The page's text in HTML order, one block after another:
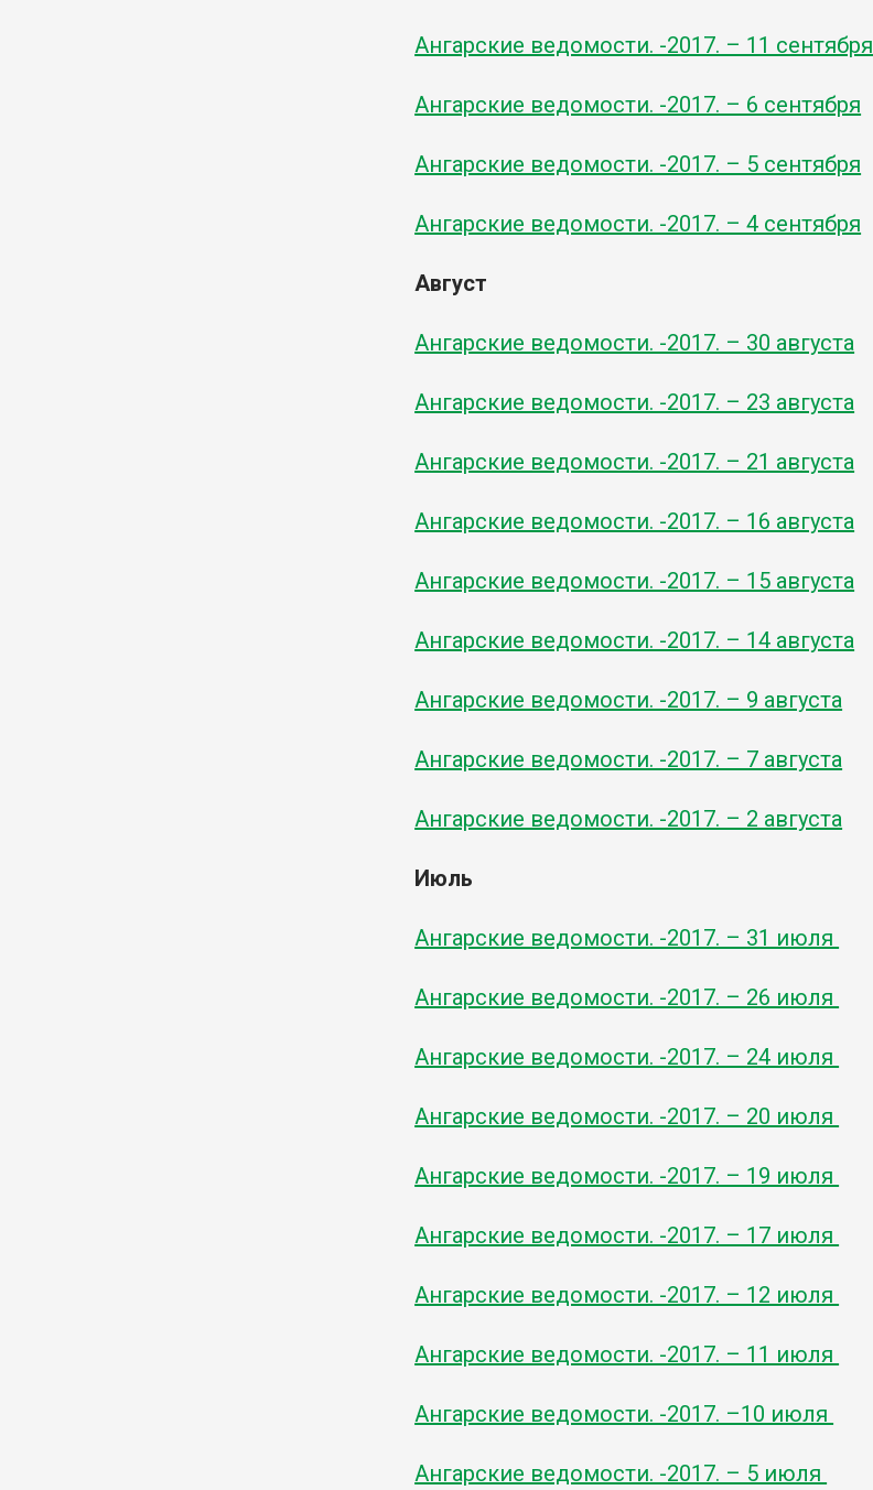
Ангарские ведомости. -2017. – 11 сентября
Ангарские ведомости. -2017. – 6 сентября
Ангарские ведомости. -2017. – 5 сентября
Ангарские ведомости. -2017. – 4 сентября
Август
Ангарские ведомости. -2017. – 30 августа
Ангарские ведомости. -2017. – 23 августа
Ангарские ведомости. -2017. – 21 августа
Ангарские ведомости. -2017. – 16 августа
Ангарские ведомости. -2017. – 15 августа
Ангарские ведомости. -2017. – 14 августа
Ангарские ведомости. -2017. – 9 августа
Ангарские ведомости. -2017. – 7 августа
Ангарские ведомости. -2017. – 2 августа
Июль
Ангарские ведомости. -2017. – 31 июля
Ангарские ведомости. -2017. – 26 июля
Ангарские ведомости. -2017. – 24 июля
Ангарские ведомости. -2017. – 20 июля
Ангарские ведомости. -2017. – 19 июля
Ангарские ведомости. -2017. – 17 июля
Ангарские ведомости. -2017. – 12 июля
Ангарские ведомости. -2017. – 11 июля
Ангарские ведомости. -2017. –10 июля
Ангарские ведомости. -2017. – 5 июля